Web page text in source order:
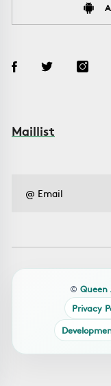
Maillist
© Queen
Privacy